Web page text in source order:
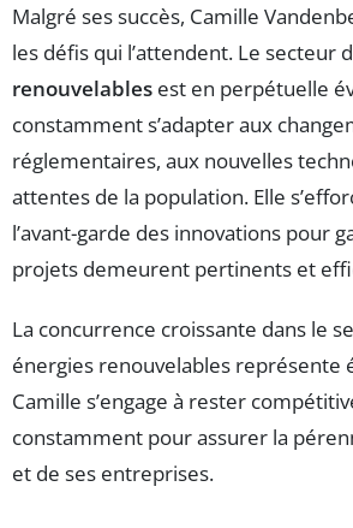
Malgré ses succès, Camille
les défis qui l’attendent. Le secteur
renouvelables est en perpétuelle
constamment s’adapter aux
réglementaires, aux nouvelles
attentes de la population. Elle
l’avant-garde des innovations pour
projets demeurent pertinents et
La concurrence croissante dans le
énergies renouvelables représente
Camille s’engage à rester
constamment pour assurer la
et de ses entreprises.